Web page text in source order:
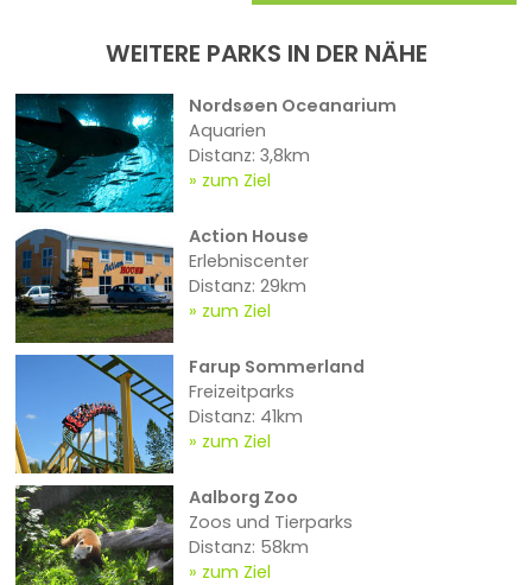
WEITERE PARKS IN DER NÄHE
Nordsøen Oceanarium
Aquarien
Distanz: 3,8km
zum Ziel
Action House
Erlebniscenter
Distanz: 29km
zum Ziel
Farup Sommerland
Freizeitparks
Distanz: 41km
zum Ziel
Aalborg Zoo
Zoos und Tierparks
Distanz: 58km
zum Ziel